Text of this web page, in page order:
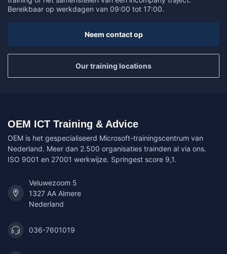
Bereikbaar op werkdagen van 09:00 tot 17:00.
Neem contact op
Our training locations
OEM ICT Training & Advice
OEM is het gespecialiseerd Microsoft-trainingscentrum van
Nederland. Meer dan 2.500 organisaties trainden al via ons.
ISO 9001 en 27001 werkwijze. Springest score 9,1.
Veluwezoom 5
1327 AA Almere
Nederland
036-7601019